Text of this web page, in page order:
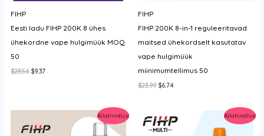
FIHP
Eesti ladu FIHP 200K 8 ühes
ühekordne vape hulgimüük MOQ
50
$28.56 Algne
$9.37Current
FIHP
FIHP 200K 8-in-1 reguleeritavad
maitsed ühekordselt kasutatav
vape hulgimüük
miinimumtellimus 50
$23.99 Algne
$6.74Current
Allahindlus! Allahindlus!